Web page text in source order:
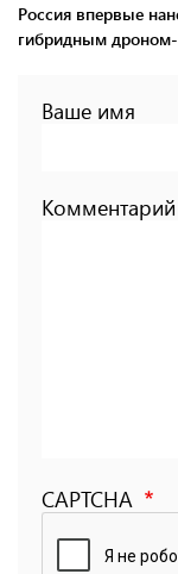
Россия впервые
гибридным дроном-
Ваше имя
Комментарий
CAPTCHA